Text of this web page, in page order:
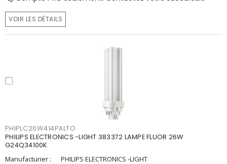
VOIR LES DÉTAILS
PHIPLC26W414PALTO
PHILIPS ELECTRONICS -LIGHT 383372 LAMPE FLUOR 26W
G24Q34100K
Manufacturier :
PHILIPS ELECTRONICS -LIGHT